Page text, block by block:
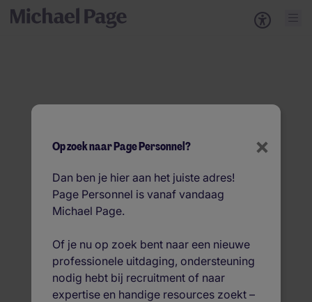
×
Op zoek naar Page Personnel?
Dan ben je hier aan het juiste adres!
Page Personnel is vanaf vandaag
Michael Page.
Of je nu op zoek bent naar een nieuwe
professionele uitdaging, ondersteuning
nodig hebt bij recruitment of naar
expertise en handige resources zoekt –